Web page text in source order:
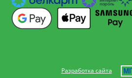
Разработка сайта